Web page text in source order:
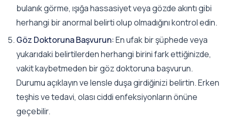
bulanık görme, ışığa hassasiyet veya gözde akıntı gibi
herhangi bir anormal belirti olup olmadığını kontrol edin.
Göz Doktoruna Başvurun:En ufak bir şüphede veya
yukarıdaki belirtilerden herhangi birini fark ettiğinizde,
vakit kaybetmeden bir göz doktoruna başvurun.
Durumu açıklayın ve lensle duşa girdiğinizi belirtin. Erken
teşhis ve tedavi, olası ciddi enfeksiyonların önüne
geçebilir.